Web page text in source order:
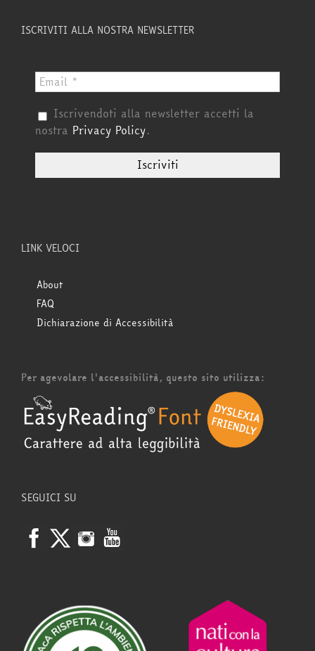
ISCRIVITI ALLA NOSTRA NEWSLETTER
Iscrivendoti alla newsletter accetti la
nostra Privacy Policy.
LINK VELOCI
About
FAQ
Dichiarazione di Accessibilità
Per agevolare l'accessibilità, questo sito utilizza:
SEGUICI SU